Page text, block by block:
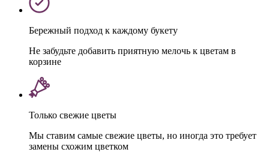
Бережный подход к каждому букету
Не забудьте добавить приятную мелочь к цветам в
корзине
Только свежие цветы
Мы ставим самые свежие цветы, но иногда это требует
замены схожим цветком